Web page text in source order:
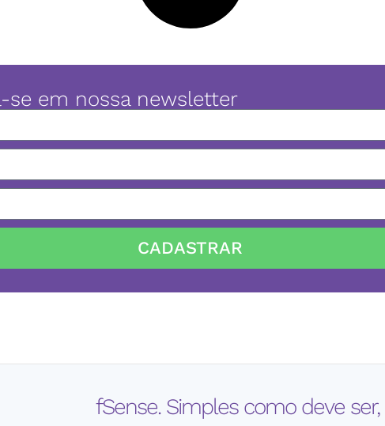
se em nossa newsletter
CADASTRAR
fSense. Simples como deve